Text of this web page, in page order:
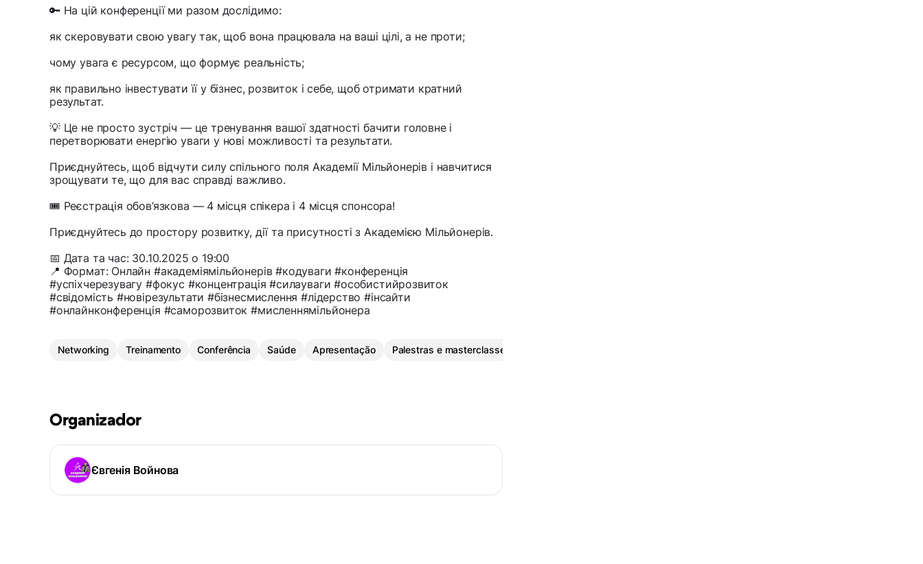
🔑 На цій конференції ми разом дослідимо:
як скеровувати свою увагу так, щоб вона працювала на ваші цілі, а не проти;
чому увага є ресурсом, що формує реальність;
як правильно інвестувати її у бізнес, розвиток і себе, щоб отримати кратний
результат.
💡 Це не просто зустріч — це тренування вашої здатності бачити головне і
перетворювати енергію уваги у нові можливості та результати.
Приєднуйтесь, щоб відчути силу спільного поля Академії Мільйонерів і навчитися
зрощувати те, що для вас справді важливо.
🎟 Реєстрація обов’язкова — 4 місця спікера і 4 місця спонсора!
Приєднуйтесь до простору розвитку, дії та присутності з Академією Мільйонерів.
📅 Дата та час: 30.10.2025 о 19:00
📍 Формат: Онлайн #академіямільйонерів #кодуваги #конференція
#успіхчерезувагу #фокус #концентрація #силауваги #особистийрозвиток
#свідомість #новірезультати #бізнесмислення #лідерство #інсайти
#онлайнконференція #саморозвиток #мисленнямільйонера
Networking Treinamento Conferência Saúde Apresentação Palestras e masterclasses
Organizador
Євгенія Войнова